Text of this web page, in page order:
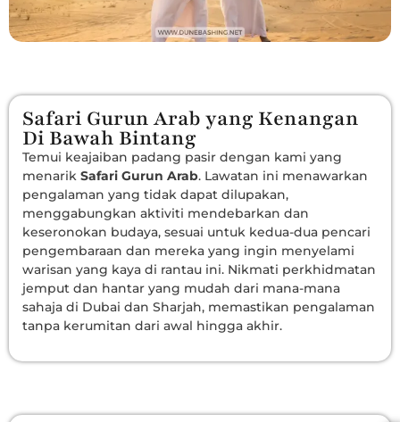
Safari Gurun Arab yang Kenangan
Di Bawah Bintang
Temui keajaiban padang pasir dengan kami yang
menarik Safari Gurun Arab. Lawatan ini menawarkan
pengalaman yang tidak dapat dilupakan,
menggabungkan aktiviti mendebarkan dan
keseronokan budaya, sesuai untuk kedua-dua pencari
pengembaraan dan mereka yang ingin menyelami
warisan yang kaya di rantau ini. Nikmati perkhidmatan
jemput dan hantar yang mudah dari mana-mana
sahaja di Dubai dan Sharjah, memastikan pengalaman
tanpa kerumitan dari awal hingga akhir.